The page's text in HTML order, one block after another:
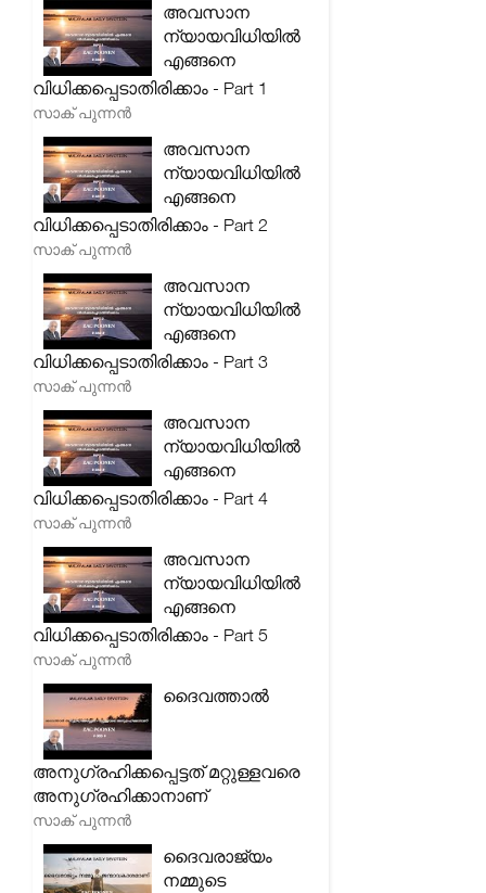
അവസാന
ന്യായവിധിയിൽ
എങ്ങനെ
വിധിക്കപ്പെടാതിരിക്കാം - Part 1
സാക് പുന്നൻ
അവസാന
ന്യായവിധിയിൽ
എങ്ങനെ
വിധിക്കപ്പെടാതിരിക്കാം - Part 2
സാക് പുന്നൻ
അവസാന
ന്യായവിധിയിൽ
എങ്ങനെ
വിധിക്കപ്പെടാതിരിക്കാം - Part 3
സാക് പുന്നൻ
അവസാന
ന്യായവിധിയിൽ
എങ്ങനെ
വിധിക്കപ്പെടാതിരിക്കാം - Part 4
സാക് പുന്നൻ
അവസാന
ന്യായവിധിയിൽ
എങ്ങനെ
വിധിക്കപ്പെടാതിരിക്കാം - Part 5
സാക് പുന്നൻ
ദൈവത്താൽ
അനുഗ്രഹിക്കപ്പെട്ടത് മറ്റുള്ളവരെ
അനുഗ്രഹിക്കാനാണ്
സാക് പുന്നൻ
ദൈവരാജ്യം
നമ്മുടെ